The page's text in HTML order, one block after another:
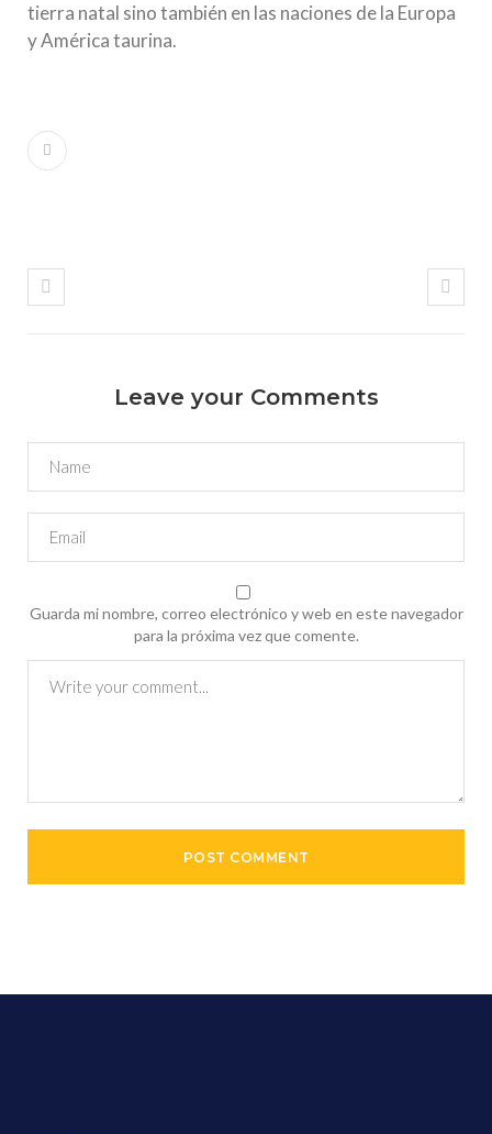
tierra natal sino también en las naciones de la Europa
y América taurina.
Leave your Comments
Guarda mi nombre, correo electrónico y web en este navegador
para la próxima vez que comente.